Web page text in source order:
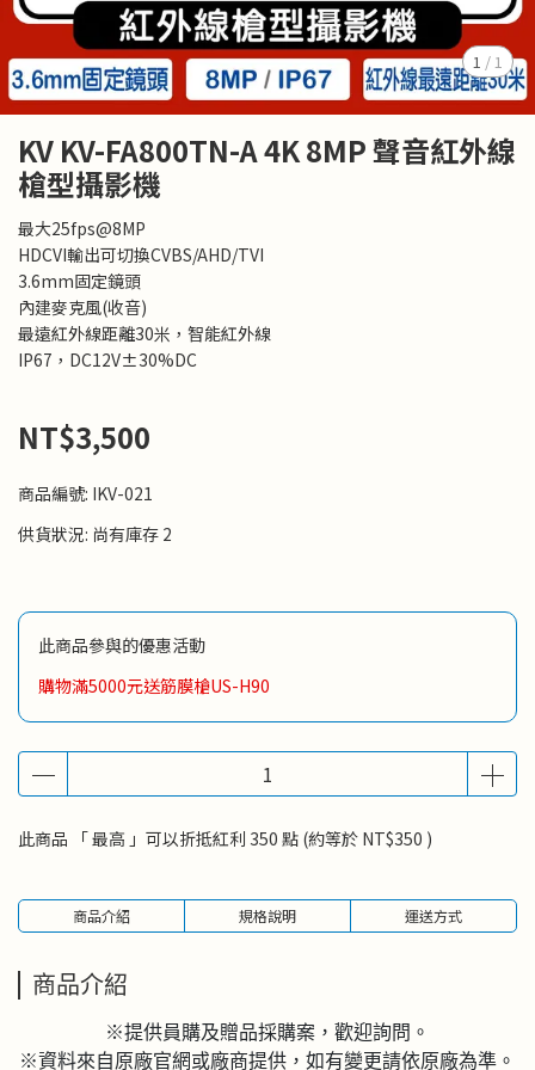
1 / 1
KV KV-FA800TN-A 4K 8MP 聲音紅外線
槍型攝影機
最大25fps@8MP
HDCVI輸出可切換CVBS/AHD/TVI
3.6mm固定鏡頭
內建麥克風(收音)
最遠紅外線距離30米，智能紅外線
IP67，DC12V±30%DC
NT$3,500
商品編號: IKV-021
供貨狀況: 尚有庫存 2
此商品參與的優惠活動
購物滿5000元送筋膜槍US-H90
此商品 「 最高 」可以折抵紅利 350 點 (約等於 NT$350 )
商品介紹 規格說明 運送方式
商品介紹
※提供員購及贈品採購案，歡迎詢問。
※資料來自原廠官網或廠商提供，如有變更請依原廠為準。